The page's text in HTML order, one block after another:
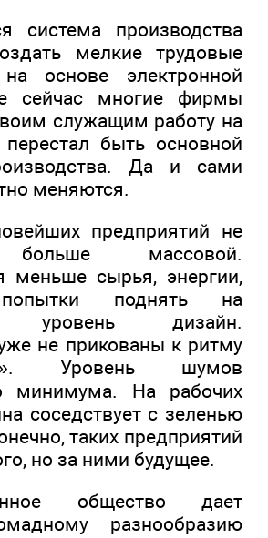
система производства
мелкие трудовые
основе электронной
сейчас многие фирмы
служащим работу на
быть основной
Да и сами
меняются.
предприятий не
больше массовой.
меньше сырья, энергии,
поднять на
уровень дизайн.
не прикованы к ритму
Уровень шумов
минимума. На рабочих
соседствует с зеленью
таких предприятий
но за ними будущее.
общество дает
разнообразию